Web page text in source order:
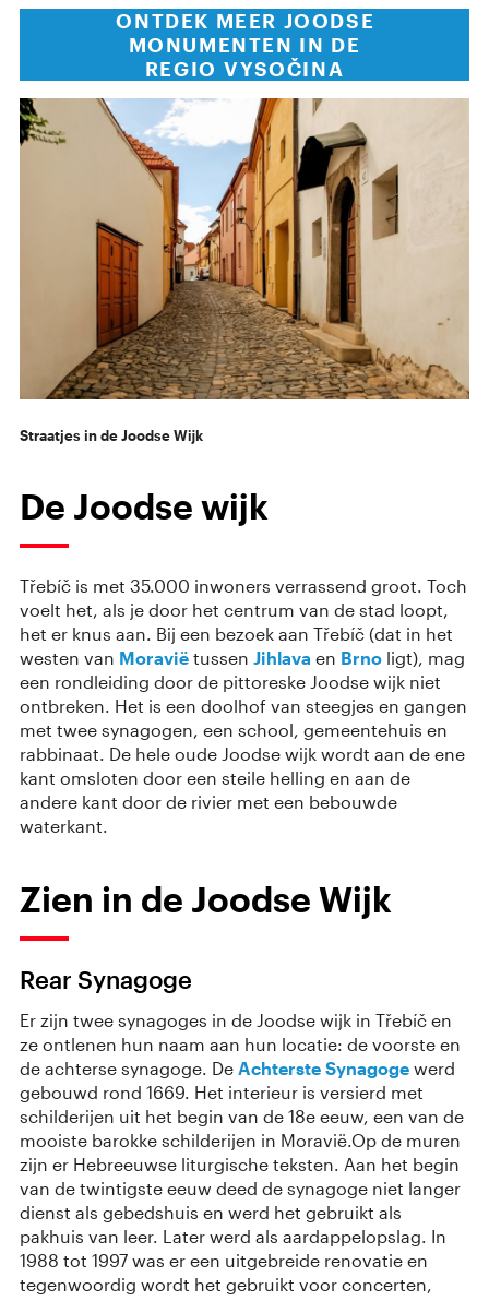
ONTDEK MEER JOODSE
MONUMENTEN IN DE
REGIO VYSOČINA
Straatjes in de Joodse Wijk
De Joodse wijk
Třebíč is met 35.000 inwoners verrassend groot. Toch
voelt het, als je door het centrum van de stad loopt,
het er knus aan. Bij een bezoek aan Třebíč (dat in het
westen van Moravië tussen Jihlava en Brno ligt), mag
een rondleiding door de pittoreske Joodse wijk niet
ontbreken. Het is een doolhof van steegjes en gangen
met twee synagogen, een school, gemeentehuis en
rabbinaat. De hele oude Joodse wijk wordt aan de ene
kant omsloten door een steile helling en aan de
andere kant door de rivier met een bebouwde
waterkant.
Zien in de Joodse Wijk
Rear Synagoge
Er zijn twee synagoges in de Joodse wijk in Třebíč en
ze ontlenen hun naam aan hun locatie: de voorste en
de achterse synagoge. De Achterste Synagoge werd
gebouwd rond 1669. Het interieur is versierd met
schilderijen uit het begin van de 18e eeuw, een van de
mooiste barokke schilderijen in Moravië.Op de muren
zijn er Hebreeuwse liturgische teksten. Aan het begin
van de twintigste eeuw deed de synagoge niet langer
dienst als gebedshuis en werd het gebruikt als
pakhuis van leer. Later werd als aardappelopslag. In
1988 tot 1997 was er een uitgebreide renovatie en
tegenwoordig wordt het gebruikt voor concerten,